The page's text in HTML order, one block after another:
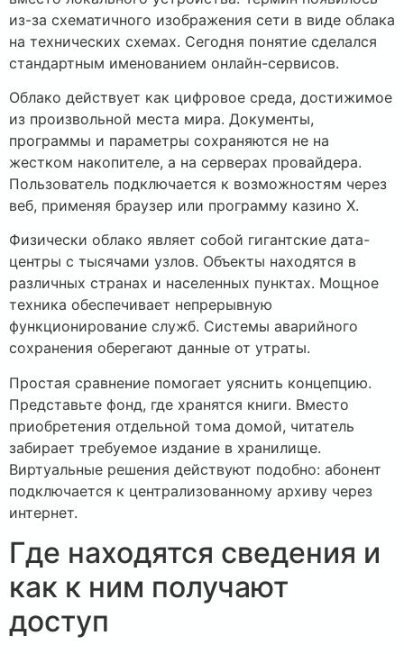
из-за схематичного изображения сети в виде облака
на технических схемах. Сегодня понятие сделался
стандартным именованием онлайн-сервисов.
Облако действует как цифровое среда, достижимое
из произвольной места мира. Документы,
программы и параметры сохраняются не на
жестком накопителе, а на серверах провайдера.
Пользователь подключается к возможностям через
веб, применяя браузер или программу казино Х.
Физически облако являет собой гигантские дата-
центры с тысячами узлов. Объекты находятся в
различных странах и населенных пунктах. Мощное
техника обеспечивает непрерывную
функционирование служб. Системы аварийного
сохранения оберегают данные от утраты.
Простая сравнение помогает уяснить концепцию.
Представьте фонд, где хранятся книги. Вместо
приобретения отдельной тома домой, читатель
забирает требуемое издание в хранилище.
Виртуальные решения действуют подобно: абонент
подключается к централизованному архиву через
интернет.
Где находятся сведения и
как к ним получают
доступ